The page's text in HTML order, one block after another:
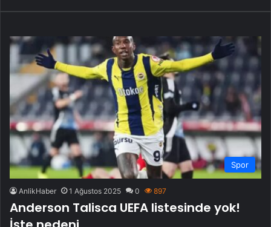
Spor
AnlikHaber 1 Ağustos 2025 0 897
Anderson Talisca UEFA listesinde yok!